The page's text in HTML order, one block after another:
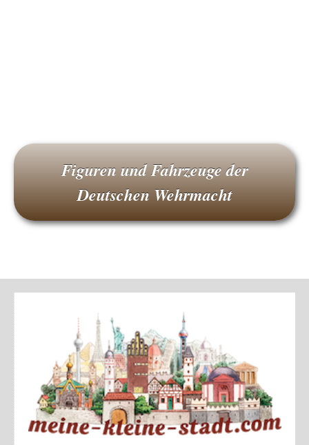
Figuren und Fahrzeuge der
Deutschen Wehrmacht